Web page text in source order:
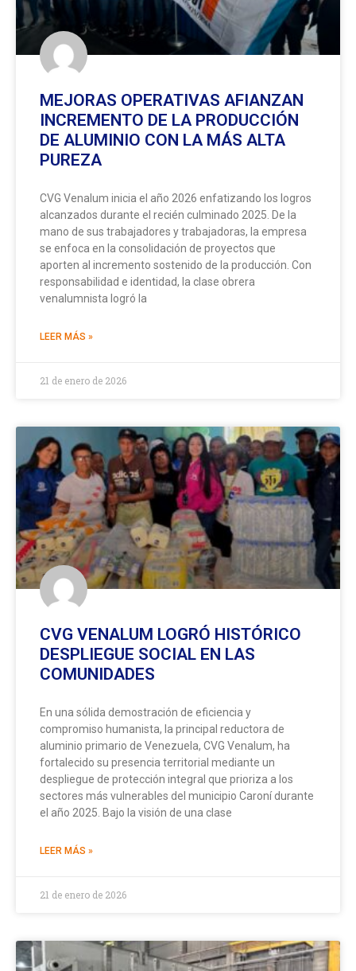
MEJORAS OPERATIVAS AFIANZAN
INCREMENTO DE LA PRODUCCIÓN
DE ALUMINIO CON LA MÁS ALTA
PUREZA
CVG Venalum inicia el año 2026 enfatizando los logros
alcanzados durante el recién culminado 2025. De la
mano de sus trabajadores y trabajadoras, la empresa
se enfoca en la consolidación de proyectos que
aporten al incremento sostenido de la producción. Con
responsabilidad e identidad, la clase obrera
venalumnista logró la
LEER MÁS »
21 de enero de 2026
CVG VENALUM LOGRÓ HISTÓRICO
DESPLIEGUE SOCIAL EN LAS
COMUNIDADES
En una sólida demostración de eficiencia y
compromiso humanista, la principal reductora de
aluminio primario de Venezuela, CVG Venalum, ha
fortalecido su presencia territorial mediante un
despliegue de protección integral que prioriza a los
sectores más vulnerables del municipio Caroní durante
el año 2025. Bajo la visión de una clase
LEER MÁS »
21 de enero de 2026